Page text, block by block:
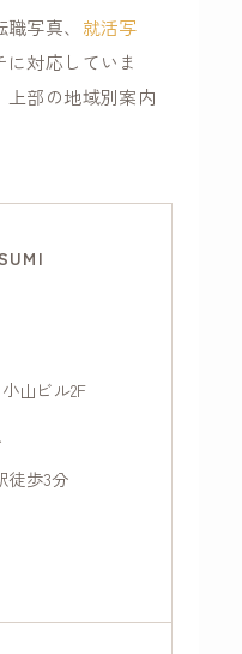
写真、 就活写
対応していま
上部の地域別案内
山ビル2F
徒歩3分